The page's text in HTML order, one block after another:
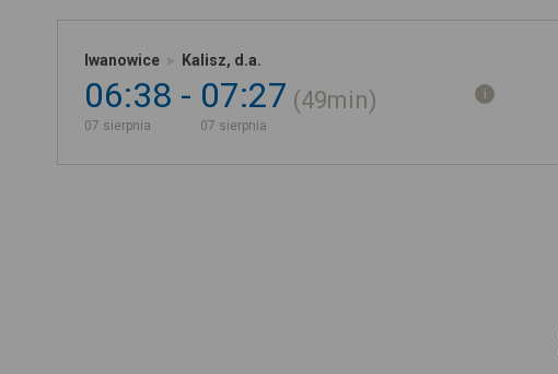
Iwanowice Kalisz, d.a.
06:38
07 sierpnia
07:27
07 sierpnia
49min